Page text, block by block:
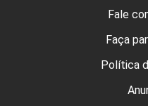
Fale
Faça
Política